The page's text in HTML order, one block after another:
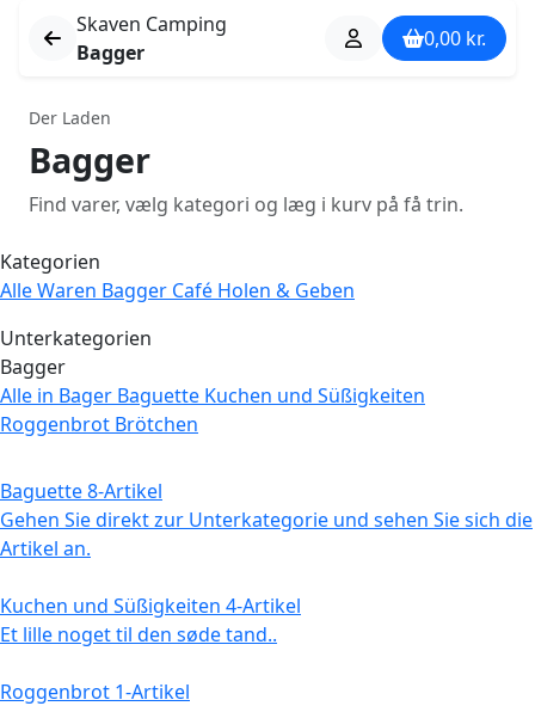
Skaven Camping
Bagger
0,00 kr.
Der Laden
Bagger
Find varer, vælg kategori og læg i kurv på få trin.
Kategorien
Alle Waren Bagger Café Holen & Geben
Unterkategorien
Bagger
Alle in Bager Baguette Kuchen und Süßigkeiten
Roggenbrot Brötchen
Baguette8-Artikel
Gehen Sie direkt zur Unterkategorie und sehen Sie sich die
Artikel an.
Kuchen und Süßigkeiten 4-Artikel
Et lille noget til den søde tand..
Roggenbrot 1-Artikel